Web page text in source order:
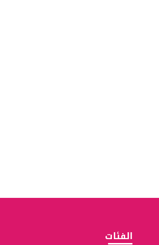
الفئات